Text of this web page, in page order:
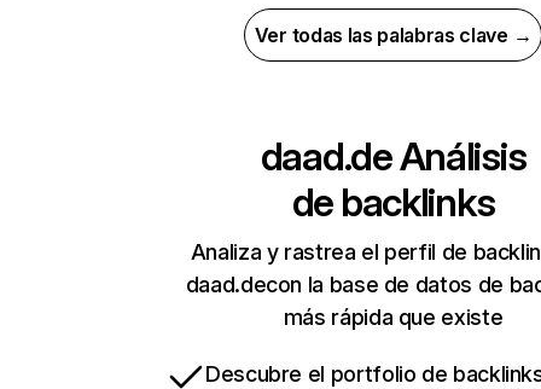
Ver todas las palabras clave →
daad.deAnálisis
de backlinks
Analiza y rastrea el perfil de
daad.decon la base de datos de
más rápida que existe
Descubre el portfolio de